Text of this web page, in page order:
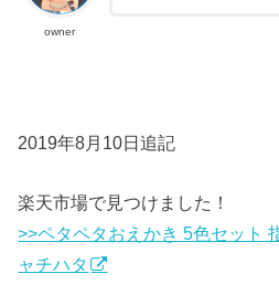
owner
2019年8月10日追記
楽天市場で見つけました！
>>ペタペタおえかき 5色セット
ャチハタ